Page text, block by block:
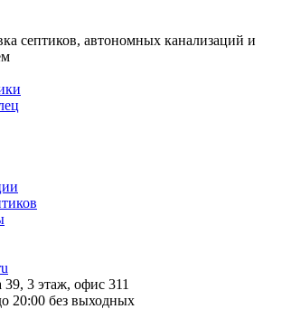
септиков, автономных канализаций и
3 этаж, офис 311
20:00 без выходных